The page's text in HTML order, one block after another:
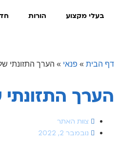
בעלי מקצוע הורות
דף הבית » פנאי » הערך התזונתי
הערך התזונתי
צוות האתר
נובמבר 2, 2022